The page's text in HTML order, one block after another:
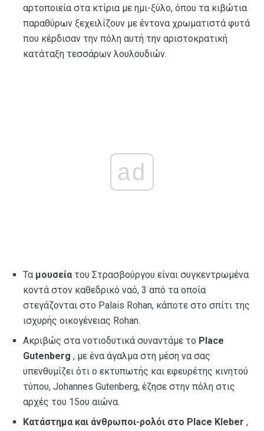
αρτοποιεία στα κτίρια με ημι-ξύλο, όπου τα κιβώτια
παραθύρων ξεχειλίζουν με έντονα χρωματιστά φυτά
που κέρδισαν την πόλη αυτή την αριστοκρατική
κατάταξη τεσσάρων λουλουδιών.
ad
Τα μουσεία του Στρασβούργου είναι συγκεντρωμένα
κοντά στον καθεδρικό ναό, 3 από τα οποία
στεγάζονται στο Palais Rohan, κάποτε στο σπίτι της
ισχυρής οικογένειας Rohan.
Ακριβώς στα νοτιοδυτικά συναντάμε το Place
Gutenberg , με ένα άγαλμα στη μέση να σας
υπενθυμίζει ότι ο εκτυπωτής και εφευρέτης κινητού
τύπου, Johannes Gutenberg, έζησε στην πόλη στις
αρχές του 15ου αιώνα.
Κατάστημα και άνθρωποι-ρολόι στο Place Kleber ,